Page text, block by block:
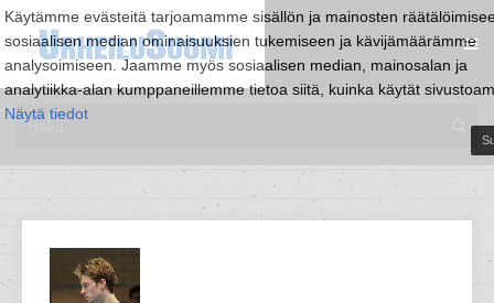
Käytämme evästeitä tarjoamamme sisällön ja mainosten
sosiaalisen median ominaisuuksien tukemiseen ja kävijämäärämme
analysoimiseen. Jaamme myös sosiaalisen median, mainosalan ja
analytiikka-alan kumppaneillemme tietoa siitä, kuinka käytät
Näytä tiedot